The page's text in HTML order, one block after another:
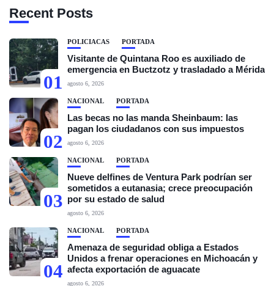
Recent Posts
01
POLICIACAS PORTADA
Visitante de Quintana Roo es auxiliado de
emergencia en Buctzotz y trasladado a Mérida
agosto 6, 2026
02
NACIONAL PORTADA
Las becas no las manda Sheinbaum: las
pagan los ciudadanos con sus impuestos
agosto 6, 2026
03
NACIONAL PORTADA
Nueve delfines de Ventura Park podrían ser
sometidos a eutanasia; crece preocupación
por su estado de salud
agosto 6, 2026
04
NACIONAL PORTADA
Amenaza de seguridad obliga a Estados
Unidos a frenar operaciones en Michoacán y
afecta exportación de aguacate
agosto 6, 2026